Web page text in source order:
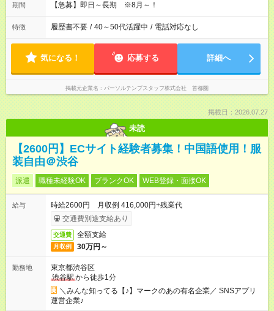
期間 【急募】即日～長期 ※8月～！
特徴 履歴書不要 / 40～50代活躍中 / 電話対応なし
気になる！ 応募する 詳細へ
掲載元企業名 パーソルテンプスタッフ株式会社 首都圏
掲載日：2026.07.27
未読
【2600円】ECサイト経験者募集！中国語使用！服
装自由＠渋谷
派遣 職種未経験OK ブランクOK WEB登録・面接OK
給与
時給2600円 月収例 416,000円+残業代
交通費別途支給あり
交通費 全額支給
月収例 30万円～
勤務地
東京都渋谷区
渋谷駅から徒歩1分
＼みんな知ってる【♪】マークのあの有名企業／ SNSアプリ
運営企業♪